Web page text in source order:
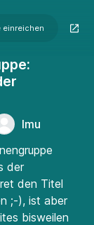
einreichen
lmu
der
den Titel
;-), ist aber
bisweilen